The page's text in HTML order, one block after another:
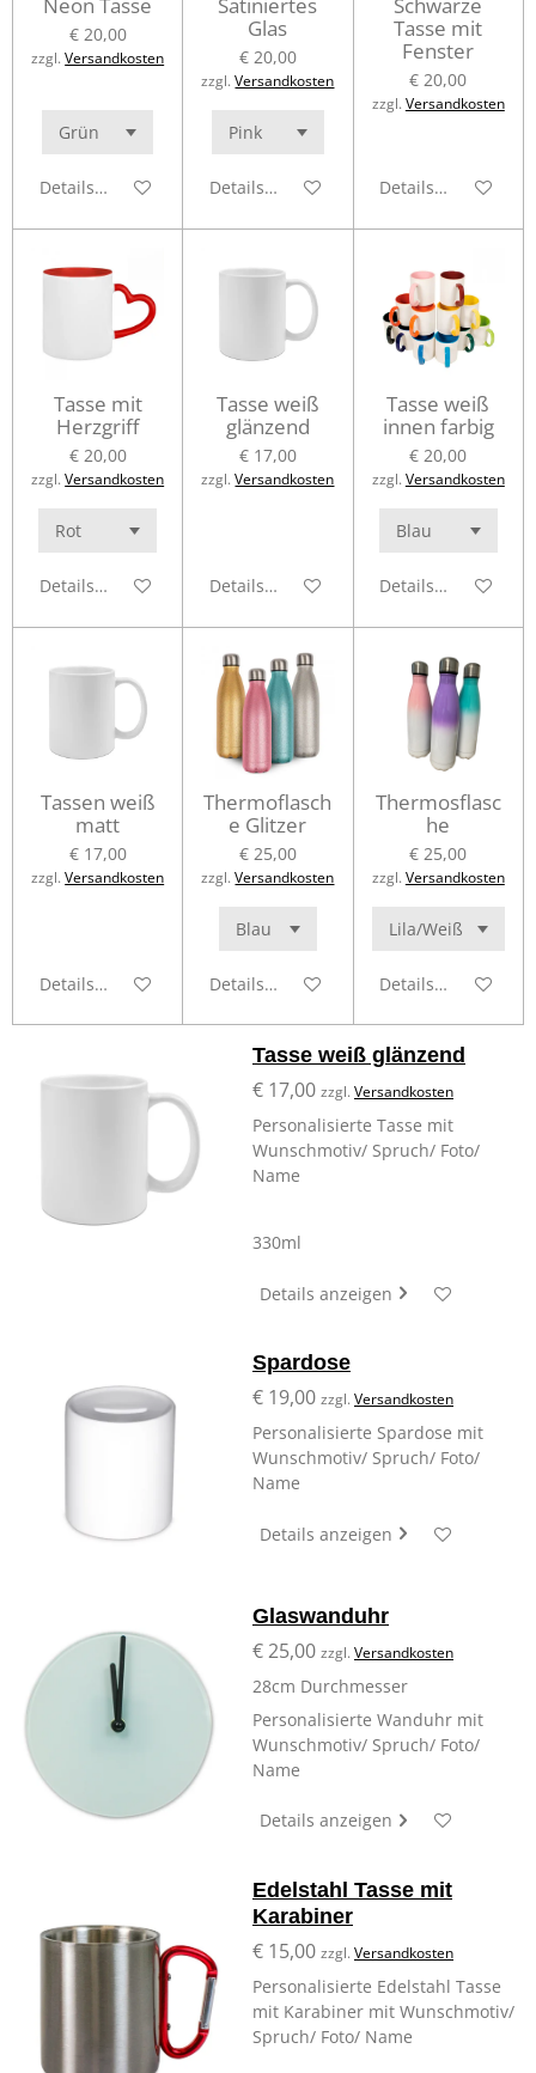
Neon Tasse
€ 20,00
zzgl.Versandkosten
Details anzeigen
Satiniertes
Glas
€ 20,00
zzgl.Versandkosten
Details anzeigen
Schwarze
Tasse mit
Fenster
€ 20,00
zzgl. Versandkosten
Details anzeigen
Tasse mit
Herzgriff
€ 20,00
zzgl.Versandkosten
Details anzeigen
Tasse weiß
glänzend
€ 17,00
zzgl.Versandkosten
Details anzeigen
Tasse weiß
innen farbig
€ 20,00
zzgl. Versandkosten
Details anzeigen
Tassen weiß
matt
€ 17,00
zzgl.Versandkosten
Details anzeigen
Thermoflasch
e Glitzer
€ 25,00
zzgl.Versandkosten
Details anzeigen
Thermosflasc
he
€ 25,00
zzgl. Versandkosten
Details anzeigen
Tasse weiß glänzend
€ 17,00 zzgl. Versandkosten
Personalisierte Tasse mit
Wunschmotiv/ Spruch/ Foto/
Name
330ml
Details anzeigen
Spardose
€ 19,00 zzgl. Versandkosten
Personalisierte Spardose mit
Wunschmotiv/ Spruch/ Foto/
Name
Details anzeigen
Glaswanduhr
€ 25,00 zzgl. Versandkosten
28cm Durchmesser
Personalisierte Wanduhr mit
Wunschmotiv/ Spruch/ Foto/
Name
Details anzeigen
Edelstahl Tasse mit
Karabiner
€ 15,00 zzgl. Versandkosten
Personalisierte Edelstahl Tasse
mit Karabiner mit Wunschmotiv/
Spruch/ Foto/ Name